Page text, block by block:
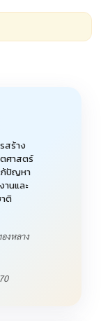
สร้าง
ศาสตร์
ก้ปัญหา
านและ
ติ
งหลาง